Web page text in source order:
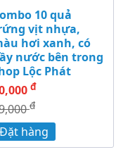
10 quả
vịt nhựa,
hơi xanh, có
nước bên trong
Lộc Phát
đ
đ
Đặt hàng